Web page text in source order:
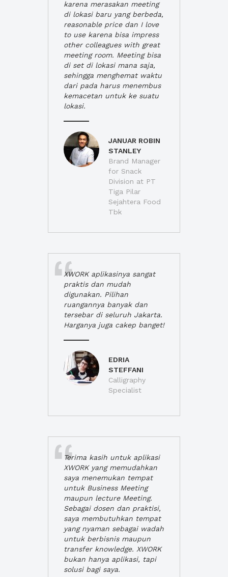
karena merasakan meeting
di lokasi baru yang berbeda,
reasonable price dan I love
to use karena bisa impress
other colleagues with great
meeting room. Meeting bisa
di set di lokasi mana saja,
sehingga menghemat waktu
dari pada harus menembus
kemacetan untuk ke suatu
lokasi.
JANUAR ROBIN
STANLEY
Brand Manager
for Snack
Division at PT
Tiga Pilar
Sejahtera Food
Tbk
XWORK aplikasinya sangat
praktis dan mudah
digunakan. Pilihan
ruangannya banyak dan
tersebar di seluruh Jakarta.
Harganya juga cakep banget!
EDRIA
STEFFANI
Calligraphy
Specialist
Terima kasih untuk aplikasi
XWORK yang memudahkan
saya menemukan tempat
untuk Business Meeting
maupun lecture Meeting.
Sebagai dosen dan praktisi,
saya membutuhkan tempat
yang nyaman sebagai wadah
untuk berbisnis maupun
transfer knowledge. XWORK
bukan hanya aplikasi, tapi
solusi bagi saya.